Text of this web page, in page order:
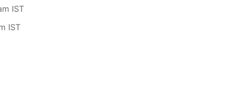
IST
IST